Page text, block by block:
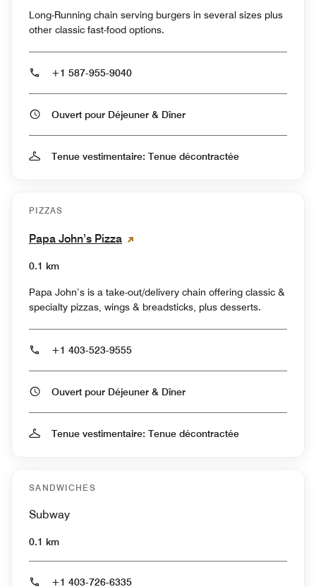
Long-Running chain serving burgers in several sizes plus
other classic fast-food options.
+1 587-955-9040
Ouvert pour Déjeuner & Dîner
Tenue vestimentaire: Tenue décontractée
PIZZAS
Papa John’s Pizza
0.1 km
Papa John’s is a take-out/delivery chain offering classic &
specialty pizzas, wings & breadsticks, plus desserts.
+1 403-523-9555
Ouvert pour Déjeuner & Dîner
Tenue vestimentaire: Tenue décontractée
SANDWICHES
Subway
0.1 km
+1 403-726-6335